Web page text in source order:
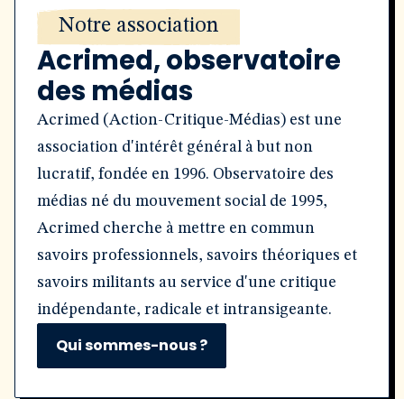
Notre association
Acrimed, observatoire
des médias
Acrimed (Action-Critique-Médias) est une
association d'intérêt général à but non
lucratif, fondée en 1996. Observatoire des
médias né du mouvement social de 1995,
Acrimed cherche à mettre en commun
savoirs professionnels, savoirs théoriques et
savoirs militants au service d'une critique
indépendante, radicale et intransigeante.
Qui sommes-nous ?